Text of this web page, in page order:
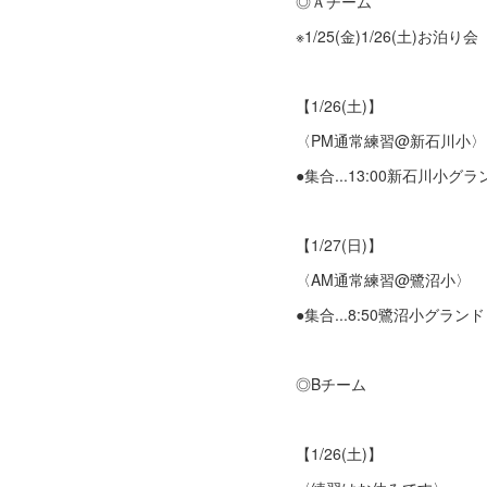
※1/25(金)1/26(土)お泊り会
【1/26(土)】
〈PM通常練習@新石川小〉
●集合...13:00新石川小グラ
【1/27(日)】
〈AM通常練習@鷺沼小〉
●集合...8:50鷺沼小グランド
◎Bチーム
【1/26(土)】